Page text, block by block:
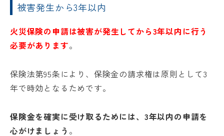
被害発生から3年以内
火災保険の申請は被害が発生してから3年以内に行う
必要があります。
保険法第95条により、保険金の請求権は原則として3
年で時効となるためです。
保険金を確実に受け取るためには、3年以内の申請を
心がけましょう 。